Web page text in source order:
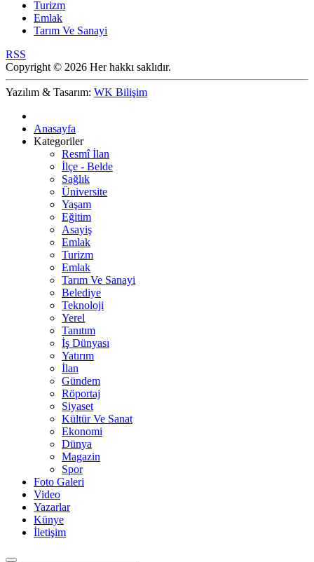
Turizm
Emlak
Tarım Ve Sanayi
RSS
Copyright © 2026 Her hakkı saklıdır.
Yazılım & Tasarım: WK Bilişim
Anasayfa
Kategoriler
Resmî İlan
İlçe - Belde
Sağlık
Üniversite
Yaşam
Eğitim
Asayiş
Emlak
Turizm
Emlak
Tarım Ve Sanayi
Belediye
Teknoloji
Yerel
Tanıtım
İş Dünyası
Yatırım
İlan
Gündem
Röportaj
Siyaset
Kültür Ve Sanat
Ekonomi
Dünya
Magazin
Spor
Foto Galeri
Video
Yazarlar
Künye
İletişim